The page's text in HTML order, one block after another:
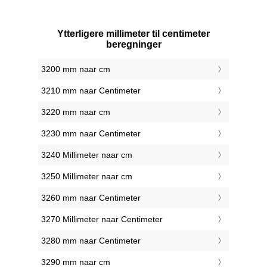
Ytterligere millimeter til centimeter
beregninger
3200 mm naar cm
3210 mm naar Centimeter
3220 mm naar cm
3230 mm naar Centimeter
3240 Millimeter naar cm
3250 Millimeter naar cm
3260 mm naar Centimeter
3270 Millimeter naar Centimeter
3280 mm naar Centimeter
3290 mm naar cm